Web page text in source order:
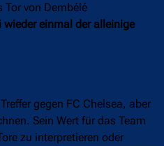
von Dembélé
einmal der alleinige
gegen FC Chelsea, aber
Sein Wert für das Team
zu interpretieren oder